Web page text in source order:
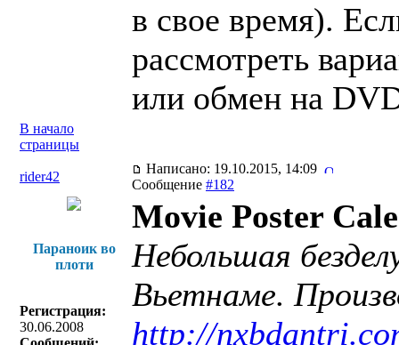
в свое время).
рассмотреть
или обмен на
В начало
страницы
rider42
Написано: 19.10.2015, 14:09
Сообщение #182
Параноик во
плоти
Регистрация:
30.06.2008
Movie Poster
Небольшая
Вьетнаме.
http://